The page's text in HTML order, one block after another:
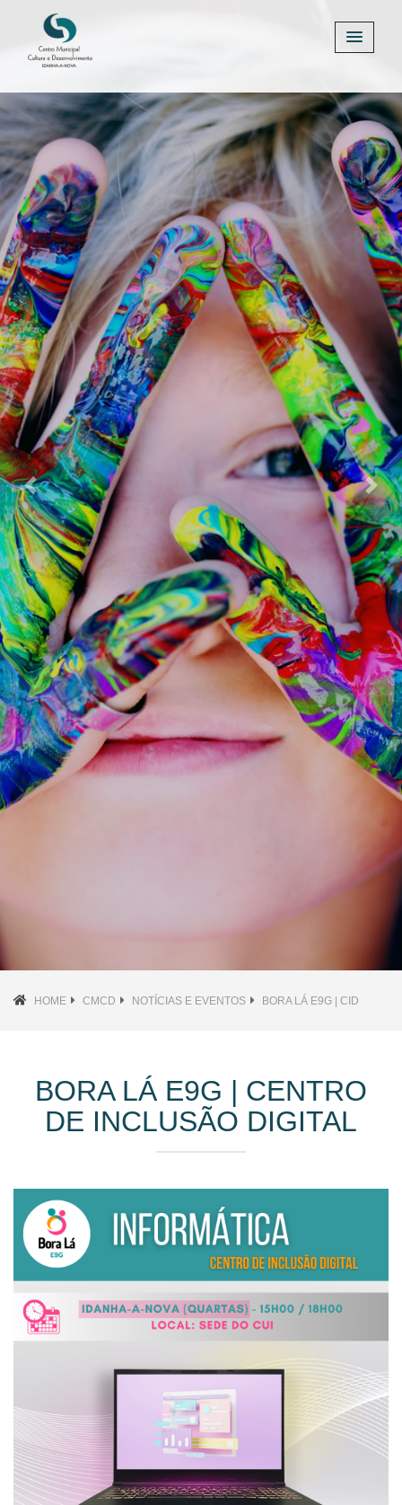
Previous Next
HOME CMCD NOTÍCIAS E EVENTOS BORA LÁ E9G | CID
BORA LÁ E9G | CENTRO
DE INCLUSÃO DIGITAL